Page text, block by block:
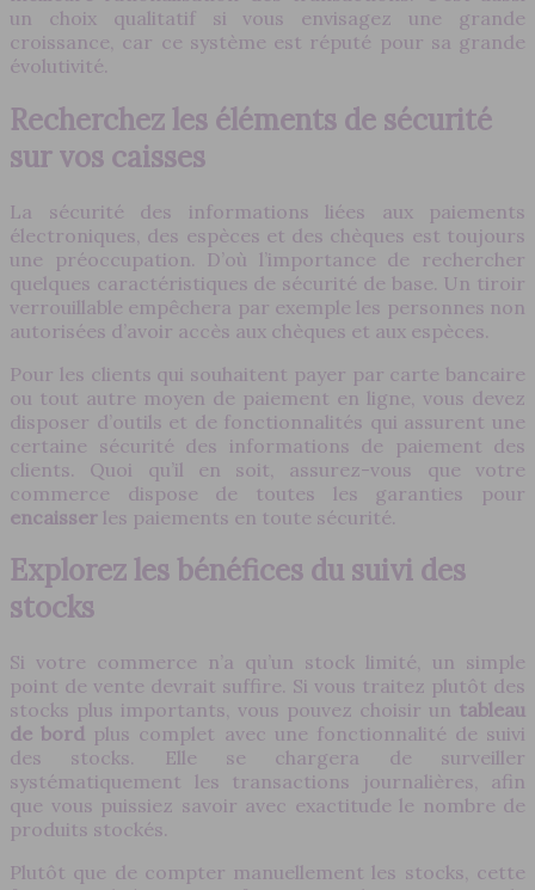
un choix qualitatif si vous envisagez une grande
croissance, car ce système est réputé pour sa grande
évolutivité.
Recherchez les éléments de sécurité
sur vos caisses
La sécurité des informations liées aux paiements
électroniques, des espèces et des chèques est toujours
une préoccupation. D’où l’importance de rechercher
quelques caractéristiques de sécurité de base. Un tiroir
verrouillable empêchera par exemple les personnes non
autorisées d’avoir accès aux chèques et aux espèces.
Pour les clients qui souhaitent payer par carte bancaire
ou tout autre moyen de paiement en ligne, vous devez
disposer d’outils et de fonctionnalités qui assurent une
certaine sécurité des informations de paiement des
clients. Quoi qu’il en soit, assurez-vous que votre
commerce dispose de toutes les garanties pour
encaisser les paiements en toute sécurité.
Explorez les bénéfices du suivi des
stocks
Si votre commerce n’a qu’un stock limité, un simple
point de vente devrait suffire. Si vous traitez plutôt des
stocks plus importants, vous pouvez choisir un tableau
de bord plus complet avec une fonctionnalité de suivi
des stocks. Elle se chargera de surveiller
systématiquement les transactions journalières, afin
que vous puissiez savoir avec exactitude le nombre de
produits stockés.
Plutôt que de compter manuellement les stocks, cette